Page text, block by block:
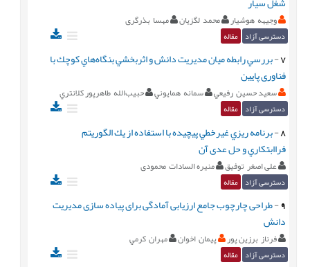
وجیهه هوشیار محمد لگزیان مهسا بذرگری
دسترسی آزاد مقاله
7
-بررسي رابطه ميان مديريت دانش و اثربخشي بنگاه‌هاي كوچك با
فناوری پايين
سعيد حسين رفيعي سمانه همايوني حبيب‌الله طاهرپور كلانتري
دسترسی آزاد مقاله
8
-برنامه ريزي غيرخطي پيچيده با استفاده از يك الگوريتم
فراابتكاري و حل عدی آن
علی اصغر توفیق منیره السادات محمودی
دسترسی آزاد مقاله
9
-طراحی چارچوب جامع ارزیابی آمادگی برای پیاده سازی مدیریت
دانش
فرناز برزین پور پيمان اخوان مهران کرمي
دسترسی آزاد مقاله